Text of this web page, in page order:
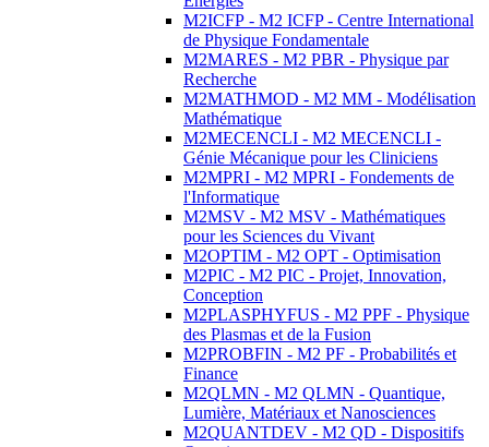
M2ICFP - M2 ICFP - Centre International
de Physique Fondamentale
M2MARES - M2 PBR - Physique par
Recherche
M2MATHMOD - M2 MM - Modélisation
Mathématique
M2MECENCLI - M2 MECENCLI -
Génie Mécanique pour les Cliniciens
M2MPRI - M2 MPRI - Fondements de
l'Informatique
M2MSV - M2 MSV - Mathématiques
pour les Sciences du Vivant
M2OPTIM - M2 OPT - Optimisation
M2PIC - M2 PIC - Projet, Innovation,
Conception
M2PLASPHYFUS - M2 PPF - Physique
des Plasmas et de la Fusion
M2PROBFIN - M2 PF - Probabilités et
Finance
M2QLMN - M2 QLMN - Quantique,
Lumière, Matériaux et Nanosciences
M2QUANTDEV - M2 QD - Dispositifs